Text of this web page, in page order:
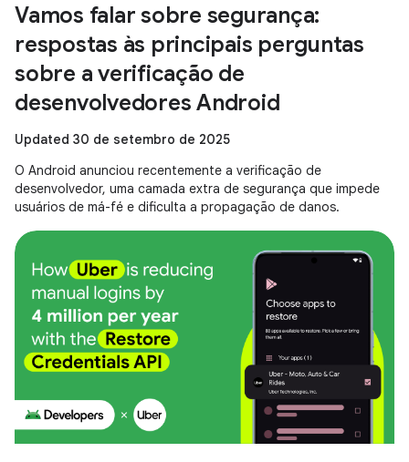
Vamos falar sobre segurança:
respostas às principais perguntas
sobre a verificação de
desenvolvedores Android
Updated 30 de setembro de 2025
O Android anunciou recentemente a verificação de
desenvolvedor, uma camada extra de segurança que impede
usuários de má-fé e dificulta a propagação de danos.